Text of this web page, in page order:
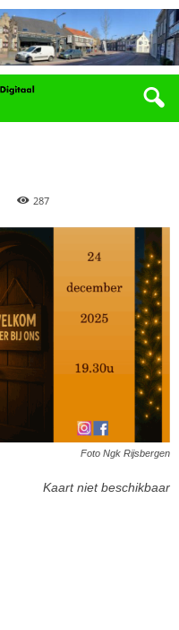
287
Foto Ngk Rijsbergen
Kaart niet beschikbaar